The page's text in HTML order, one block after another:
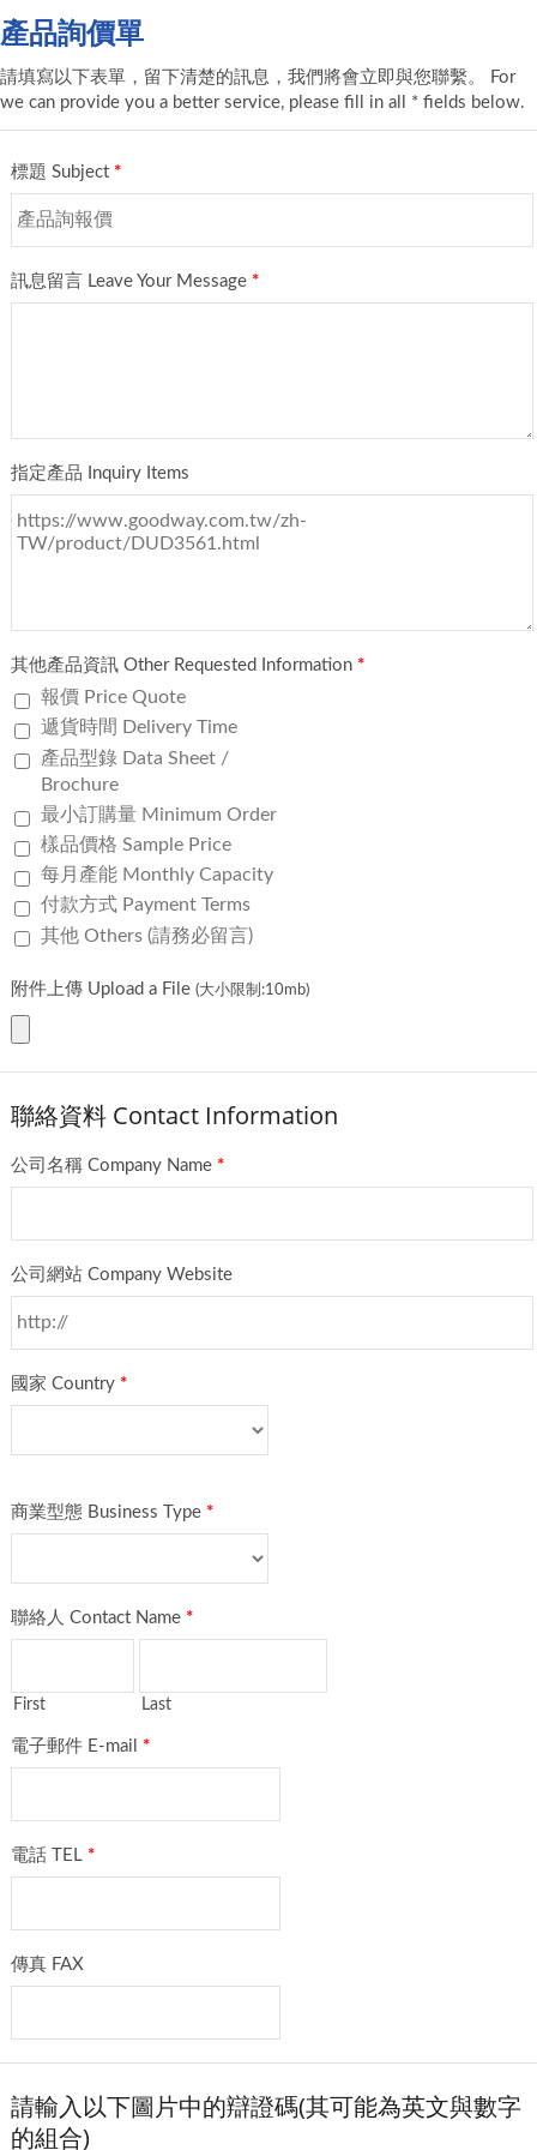
產品詢價單
請填寫以下表單，留下清楚的訊息，我們將會立即與您聯繫。 For
we can provide you a better service, please fill in all * fields below.
標題 Subject *
訊息留言 Leave Your Message *
指定產品 Inquiry Items
其他產品資訊 Other Requested Information *
報價 Price Quote
遞貨時間 Delivery Time
產品型錄 Data Sheet /
Brochure
最小訂購量 Minimum Order
樣品價格 Sample Price
每月產能 Monthly Capacity
付款方式 Payment Terms
其他 Others (請務必留言)
附件上傳 Upload a File (大小限制:10mb)
聯絡資料 Contact Information
公司名稱 Company Name *
公司網站 Company Website
國家 Country *
商業型態 Business Type *
聯絡人 Contact Name *
First Last
電子郵件 E-mail *
電話 TEL *
傳真 FAX
請輸入以下圖片中的辯證碼(其可能為英文與數字
的組合)